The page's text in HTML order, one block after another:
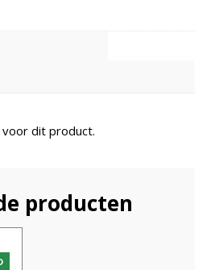
dit product.
producten